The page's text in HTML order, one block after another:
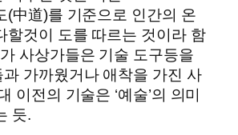
中道)를 기준으로 인간의 온
할것이 도를 따르는 것이라 함
사상가들은 기술 도구등을
과 가까웠거나 애착을 가진 사
이전의 기술은 ‘예술’의 의미
듯.